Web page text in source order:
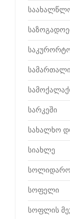
სამართალი
სარკეში
სახალხო
სიახლე
სოფელი
სოფლის